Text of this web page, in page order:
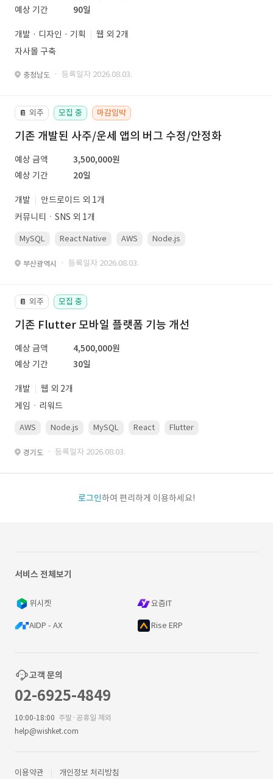
예상 기간
90일
개발 · 디자인 · 기획
웹 외 2개
자사몰 구축
충청남도 · 등록일자 2026.08.03.
📔 외주 모집 중 마감임박
기존 개발된 사주/운세 앱의 버그 수정/안정화
예상 금액
3,500,000원
예상 기간
20일
개발
안드로이드 외 1개
커뮤니티ㆍSNS 외 1개
MySQL React Native AWS Node.js
부산광역시 · 등록일자 2026.08.03.
📔 외주 모집 중
기존 Flutter 모바일 플랫폼 기능 개선
예상 금액
4,500,000원
예상 기간
30일
개발
웹 외 2개
게임ㆍ리워드
AWS Node.js MySQL React Flutter
경기도 · 등록일자 2026.08.03.
로그인하여 편리하게 이용하세요!
서비스 전체보기
위시켓 요즘IT
AIDP - AX Rise ERP
고객 문의
02-6925-4849
10:00-18:00 주말·공휴일 제외
help@wishket.com
이용약관 개인정보 처리방침